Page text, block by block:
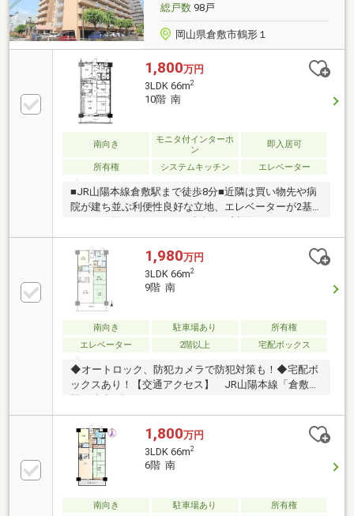
総戸数98戸
岡山県倉敷市鶴形１
1,800万円
3LDK 66m2
10階 南
南向き
モニタ付インターホ
ン
即入居可
所有権 システムキッチン エレベーター
■JR山陽本線倉敷駅まで徒歩8分■近隣は買い物先や病
院が建ち並ぶ利便性良好な立地、エレベーターが2基
るLDK。続き間の和室の仕切りを解放すれば、広々と
したワンフロアーに！！他に洋室が1室あり、全居室
にクローゼットを完備■倉敷東小学校まで徒歩2分、倉
敷東中学校まで徒歩24分■お買い物は、山陽マルナカ
倉敷駅前店まで徒歩7分、天満屋倉敷店まで徒歩7分、
セブン-イレブン倉敷駅前店まで徒歩4分■倉敷郵便局ま
で徒歩4分、倉敷中央病院まで徒歩8分■すぐ近くにパ
ーキングもありますので、来客時も安心です
1,980万円
3LDK 66m2
9階 南
南向き 駐車場あり
所有権
エレベーター
2階以上 宅配ボックス
◆オートロック、防犯カメラで防犯対策も！◆宅配ボ
ックスあり！【交通アクセス】 JR山陽本線「倉敷」
＝＝＝＝＝＝＝＝＝＝＝＝＝＝【周辺施設】 倉敷市
立倉敷東小学校まで260m 徒歩4分 ローソン倉敷阿
知二丁目店まで420m 徒歩6分 マルナカ倉敷駅前店
まで610m 徒歩8分＝＝＝＝＝＝＝＝＝＝＝＝＝＝＝
＝＝＝＝＝＝＝＝＝＝＝＝＝＝＝＝＝どんな些細なご
質問でも担当：内海までお気軽にお問合せください
♪（通話無料：0120-086-237）
1,800万円
3LDK 66m2
6階 南
南向き 駐車場あり
所有権